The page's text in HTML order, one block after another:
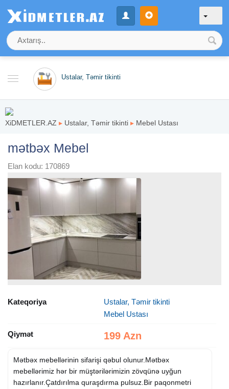
Ustalar, Təmir tikinti
XiDMETLER.AZ ▸ Ustalar, Təmir tikinti ▸ Mebel Ustası
mətbəx Mebel
Elan kodu: 170869
Kateqoriya
Ustalar, Təmir tikinti
Mebel Ustası
Qiymət 199 Azn
Mətbəx mebellərinin sifarişi qəbul olunur.Mətbəx
mebellərimiz hər bir müştərilərimizin zövqünə uyğun
hazırlanır.Çatdırılma quraşdırma pulsuz.Bir paqonmetri